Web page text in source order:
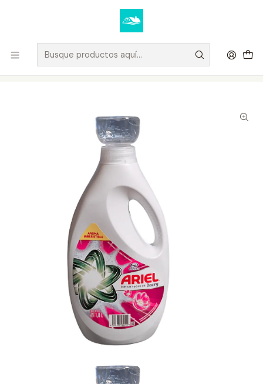
Elige tus productos y recibe tu compra a domicilio u oficina.
Ver condiciones de despacho
DETERGENTES
Detergente Líquido Doble Poder +Downy 1,8 litros